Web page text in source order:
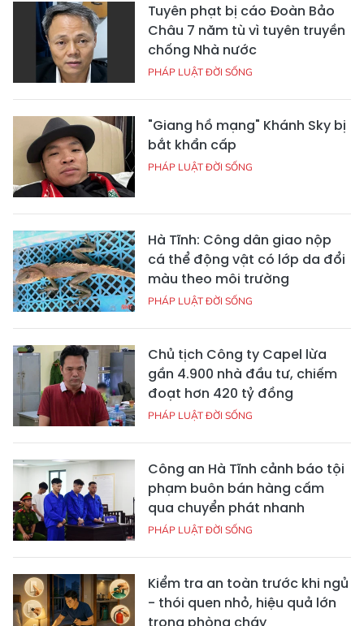
Tuyên phạt bị cáo Đoàn Bảo
Châu 7 năm tù vì tuyên truyền
chống Nhà nước
PHÁP LUẬT ĐỜI SỐNG
"Giang hồ mạng" Khánh Sky bị
bắt khẩn cấp
PHÁP LUẬT ĐỜI SỐNG
Hà Tĩnh: Công dân giao nộp
cá thể động vật có lớp da đổi
màu theo môi trường
PHÁP LUẬT ĐỜI SỐNG
Chủ tịch Công ty Capel lừa
gần 4.900 nhà đầu tư, chiếm
đoạt hơn 420 tỷ đồng
PHÁP LUẬT ĐỜI SỐNG
Công an Hà Tĩnh cảnh báo tội
phạm buôn bán hàng cấm
qua chuyển phát nhanh
PHÁP LUẬT ĐỜI SỐNG
Kiểm tra an toàn trước khi ngủ
- thói quen nhỏ, hiệu quả lớn
trong phòng cháy